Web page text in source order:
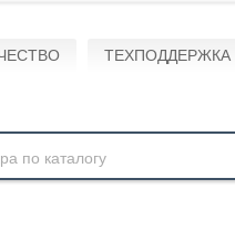
ТЕХПОДДЕРЖКА